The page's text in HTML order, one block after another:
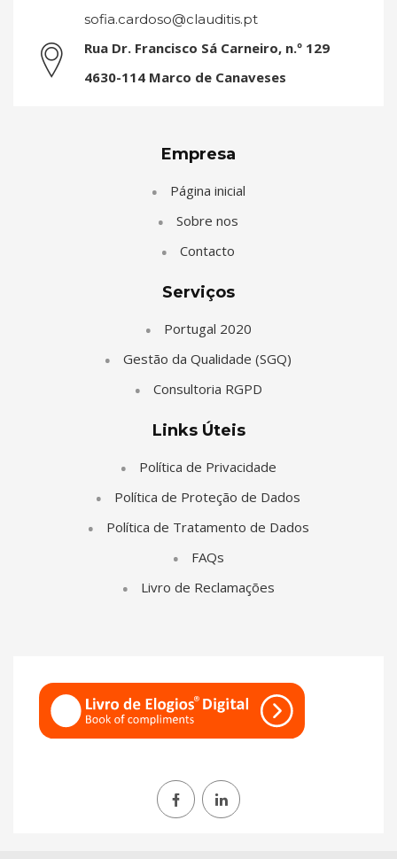
sofia.cardoso@clauditis.pt
Rua Dr. Francisco Sá Carneiro, n.º 129
4630-114 Marco de Canaveses
Empresa
Página inicial
Sobre nos
Contacto
Serviços
Portugal 2020
Gestão da Qualidade (SGQ)
Consultoria RGPD
Links Úteis
Política de Privacidade
Política de Proteção de Dados
Política de Tratamento de Dados
FAQs
Livro de Reclamações